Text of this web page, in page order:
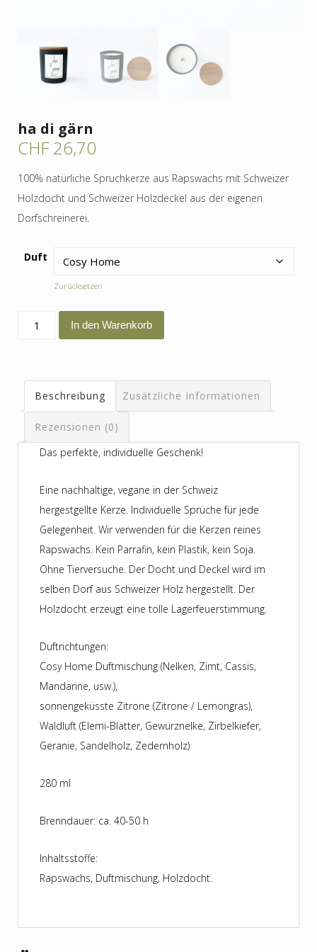
ha di gärn
CHF26,70
100% natürliche Spruchkerze aus Rapswachs mit Schweizer
Holzdocht und Schweizer Holzdeckel aus der eigenen
Dorfschreinerei.
Duft
Zurücksetzen
Menge
In den Warenkorb
Beschreibung Zusätzliche Informationen
Rezensionen (0)
Das perfekte, individuelle Geschenk!
Eine nachhaltige, vegane in der Schweiz
hergestgellte Kerze. Individuelle Sprüche für jede
Gelegenheit. Wir verwenden für die Kerzen reines
Rapswachs. Kein Parrafin, kein Plastik, kein Soja.
Ohne Tierversuche. Der Docht und Deckel wird im
selben Dorf aus Schweizer Holz hergestellt. Der
Holzdocht erzeugt eine tolle Lagerfeuerstimmung.
Duftrichtungen:
Cosy Home Duftmischung (Nelken, Zimt, Cassis,
Mandarine, usw.),
sonnengeküsste Zitrone (Zitrone / Lemongras),
Waldluft (Elemi-Blätter, Gewürznelke, Zirbelkiefer,
Geranie, Sandelholz, Zedernholz)
280 ml
Brenndauer: ca. 40-50 h
Inhaltsstoffe:
Rapswachs, Duftmischung, Holzdocht.